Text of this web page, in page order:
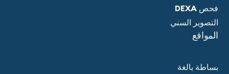
فحص DEXA
التصوير السني
المواقع
بساطة بالغة